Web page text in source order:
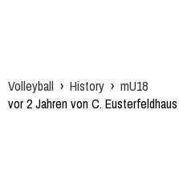
Volleyball › History › mU18
vor 2 Jahren von C. Eusterfeldhaus